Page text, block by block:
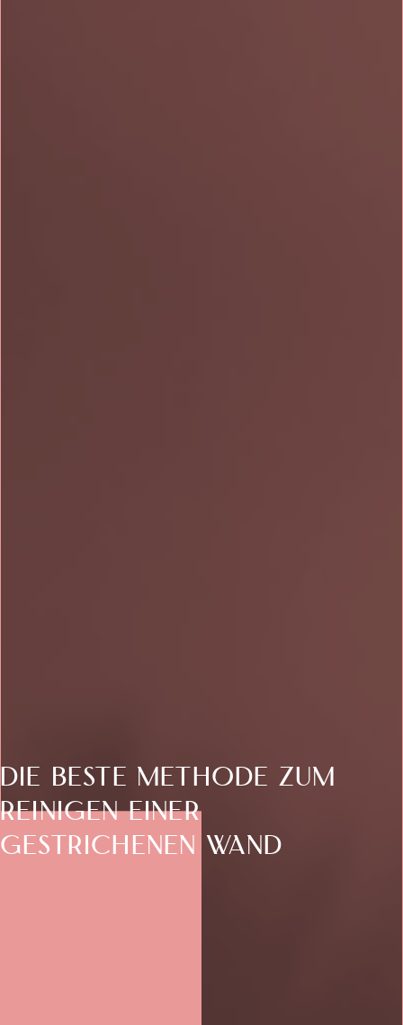
Die beste Methode zum
Reinigen einer
gestrichenen Wand